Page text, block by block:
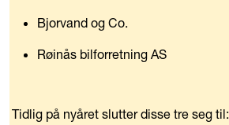
Bjorvand og Co.
Røinås bilforretning AS
Tidlig på nyåret slutter disse tre seg til: